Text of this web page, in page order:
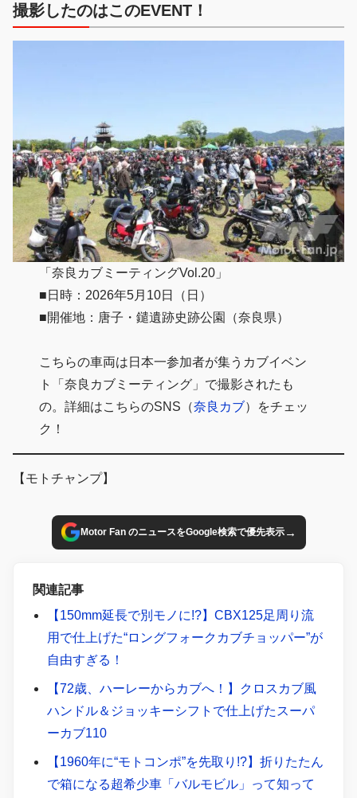
撮影したのはこのEVENT！
「奈良カブミーティングVol.20」
■日時：2026年5月10日（日）
■開催地：唐子・鑓遺跡史跡公園（奈良県）
こちらの車両は日本一参加者が集うカブイベン
ト「奈良カブミーティング」で撮影されたも
の。詳細はこちらのSNS（奈良カブ）をチェッ
ク！
【モトチャンプ】
Motor Fan のニュースをGoogle検索で優先表示→
関連記事
【150mm延長で別モノに!?】CBX125足周り流
用で仕上げた“ロングフォークカブチョッパー”が
自由すぎる！
【72歳、ハーレーからカブへ！】クロスカブ風
ハンドル＆ジョッキーシフトで仕上げたスーパ
ーカブ110
【1960年に“モトコンポ”を先取り!?】折りたたん
で箱になる超希少車「バルモビル」って知って